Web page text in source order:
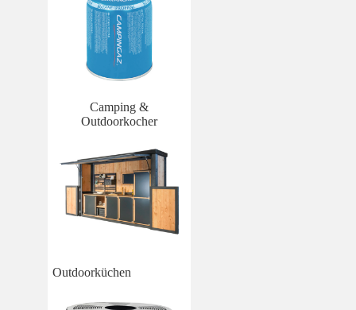
Camping &
Outdoorkocher
Outdoorküchen